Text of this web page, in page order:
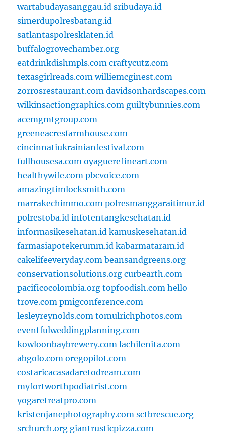
wartabudayasanggau.id sribudaya.id
simerdupolresbatang.id
satlantaspolresklaten.id
buffalogrovechamber.org
eatdrinkdishmpls.com craftycutz.com
texasgirlreads.com williemcginest.com
zorrosrestaurant.com davidsonhardscapes.com
wilkinsactiongraphics.com guiltybunnies.com
acemgmtgroup.com
greeneacresfarmhouse.com
cincinnatiukrainianfestival.com
fullhousesa.com oyaguerefineart.com
healthywife.com pbcvoice.com
amazingtimlocksmith.com
marrakechimmo.com polresmanggaraitimur.id
polrestoba.id infotentangkesehatan.id
informasikesehatan.id kamuskesehatan.id
farmasiapotekerumm.id kabarmataram.id
cakelifeeveryday.com beansandgreens.org
conservationsolutions.org curbearth.com
pacificocolombia.org topfoodish.com hello-
trove.com pmigconference.com
lesleyreynolds.com tomulrichphotos.com
eventfulweddingplanning.com
kowloonbaybrewery.com lachilenita.com
abgolo.com oregopilot.com
costaricacasadaretodream.com
myfortworthpodiatrist.com
yogaretreatpro.com
kristenjanephotography.com sctbrescue.org
srchurch.org giantrusticpizza.com